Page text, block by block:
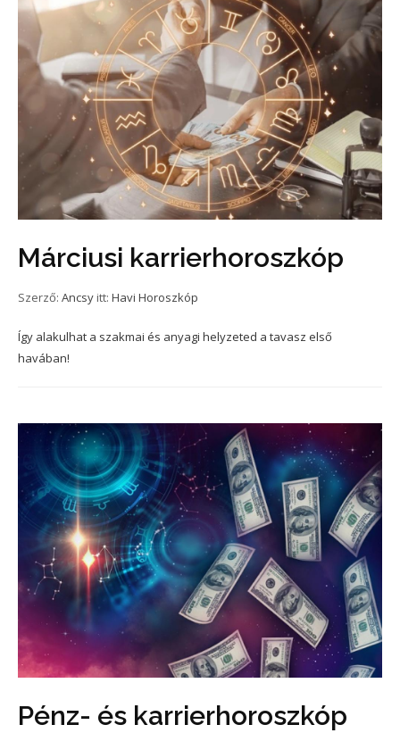
Márciusi karrierhoroszkóp
Szerző: Ancsy itt: Havi Horoszkóp
Így alakulhat a szakmai és anyagi helyzeted a tavasz első
havában!
Pénz- és karrierhoroszkóp